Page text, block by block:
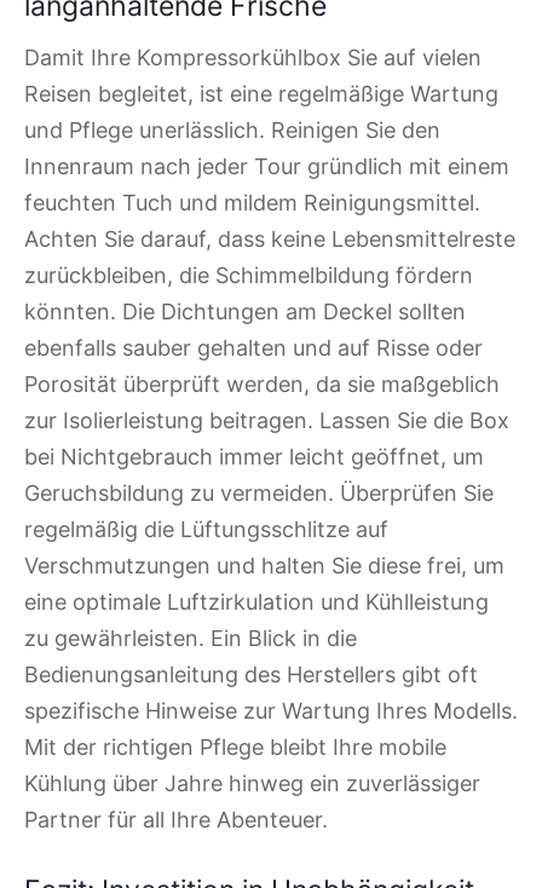
Damit Ihre Kompressorkühlbox Sie auf vielen
Reisen begleitet, ist eine regelmäßige Wartung
und Pflege unerlässlich. Reinigen Sie den
Innenraum nach jeder Tour gründlich mit einem
feuchten Tuch und mildem Reinigungsmittel.
Achten Sie darauf, dass keine Lebensmittelreste
zurückbleiben, die Schimmelbildung fördern
könnten. Die Dichtungen am Deckel sollten
ebenfalls sauber gehalten und auf Risse oder
Porosität überprüft werden, da sie maßgeblich
zur Isolierleistung beitragen. Lassen Sie die Box
bei Nichtgebrauch immer leicht geöffnet, um
Geruchsbildung zu vermeiden. Überprüfen Sie
regelmäßig die Lüftungsschlitze auf
Verschmutzungen und halten Sie diese frei, um
eine optimale Luftzirkulation und Kühlleistung
zu gewährleisten. Ein Blick in die
Bedienungsanleitung des Herstellers gibt oft
spezifische Hinweise zur Wartung Ihres Modells.
Mit der richtigen Pflege bleibt Ihre mobile
Kühlung über Jahre hinweg ein zuverlässiger
Partner für all Ihre Abenteuer.